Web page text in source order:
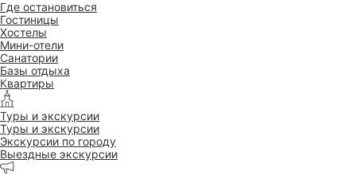
Где остановиться
Гостиницы
Хостелы
Мини-отели
Санатории
Базы отдыха
Квартиры
Туры и экскурсии
Туры и экскурсии
Экскурсии по городу
Выездные экскурсии